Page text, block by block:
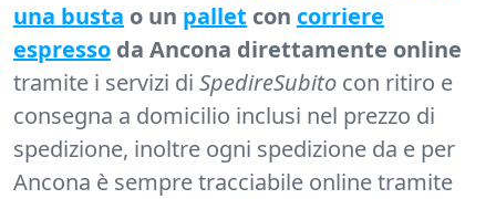
una busta o un pallet con corriere
espresso da Ancona direttamente online
tramite i servizi di SpedireSubito con ritiro e
consegna a domicilio inclusi nel prezzo di
spedizione, inoltre ogni spedizione da e per
Ancona è sempre tracciabile online tramite